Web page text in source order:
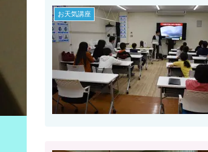
お天気講座